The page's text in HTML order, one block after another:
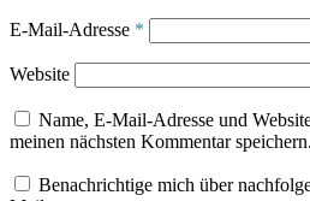
E-Mail-Adresse *
Website
Name, E-Mail-Adresse und
meinen nächsten Kommentar speichern.
Benachrichtige mich über